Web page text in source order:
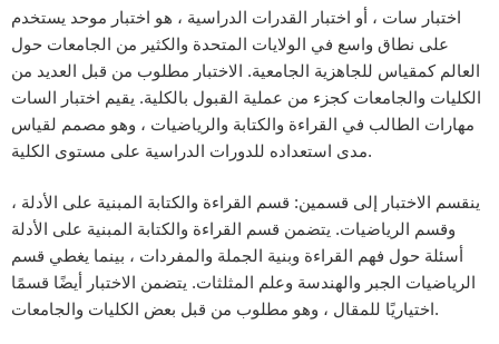
اختبار سات ، أو اختبار القدرات الدراسية ، هو اختبار موحد يستخدم
على نطاق واسع في الولايات المتحدة والكثير من الجامعات حول
العالم كمقياس للجاهزية الجامعية. الاختبار مطلوب من قبل العديد من
الكليات والجامعات كجزء من عملية القبول بالكلية. يقيم اختبار السات
مهارات الطالب في القراءة والكتابة والرياضيات ، وهو مصمم لقياس
مدى استعداده للدورات الدراسية على مستوى الكلية.
ينقسم الاختبار إلى قسمين: قسم القراءة والكتابة المبنية على الأدلة ،
وقسم الرياضيات. يتضمن قسم القراءة والكتابة المبنية على الأدلة
أسئلة حول فهم القراءة وبنية الجملة والمفردات ، بينما يغطي قسم
الرياضيات الجبر والهندسة وعلم المثلثات. يتضمن الاختبار أيضًا قسمًا
اختياريًا للمقال ، وهو مطلوب من قبل بعض الكليات والجامعات.